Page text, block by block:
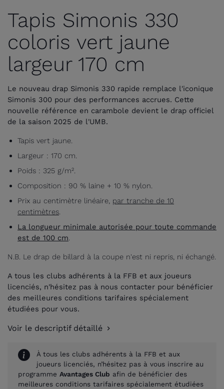
Tapis Simonis 330
coloris vert jaune
largeur 170 cm
Le nouveau drap Simonis 330 rapide remplace l'iconique
Simonis 300 pour des performances accrues. Cette
nouvelle référence en carambole devient le drap officiel
de la saison 2025 de l'UMB.
Tapis vert jaune.
Largeur : 170 cm.
Poids : 325 g/m².
Composition : 90 % laine + 10 % nylon.
Prix au centimètre linéaire, par tranche de 10
centimètres.
La longueur minimale autorisée pour toute commande
est de 100 cm.
N.B. Le drap de billard à la coupe n'est ni repris, ni échangé.
A tous les clubs adhérents à la FFB et aux joueurs
licenciés, n'hésitez pas à nous contacter pour bénéficier
des meilleures conditions tarifaires spécialement
étudiées pour vous.
Voir le descriptif détaillé
À tous les clubs adhérents à la FFB et aux
joueurs licenciés, n’hésitez pas à vous inscrire au
programme Avantages Club afin de bénéficier des
meilleures conditions tarifaires spécialement étudiées